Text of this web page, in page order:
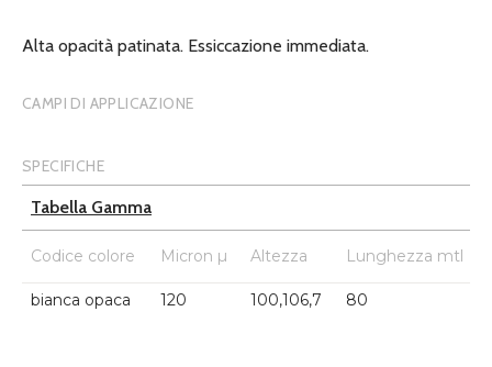
Alta opacità patinata. Essiccazione immediata.
CAMPI DI APPLICAZIONE
SPECIFICHE
Tabella Gamma
Codice colore Micron µ Altezza Lunghezza mtl
bianca opaca 120 100,106,7 80